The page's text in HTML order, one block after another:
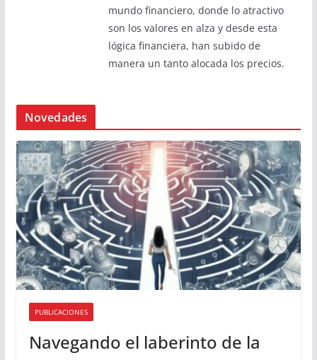
mundo financiero, donde lo atractivo
son los valores en alza y desde esta
lógica financiera, han subido de
manera un tanto alocada los precios.
Novedades
PUBLICACIONES
Navegando el laberinto de la